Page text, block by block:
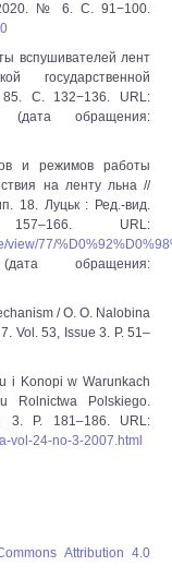
2020. № 6. С. 91−100.
вспушивателей лент
государственной
85. С. 132−136. URL:
(дата обращения:
и режимов работы
на ленту льна //
18. Луцьк : Ред.-вид.
URL:
view/77/
обращения:
/ O. O. Nalobina
Vol. 53, Issue 3. P. 51–
i Konopi w Warunkach
Rolnictwa Polskiego.
3. P. 181–186. URL:
vol-24-no-3-2007.html
Attribution 4.0